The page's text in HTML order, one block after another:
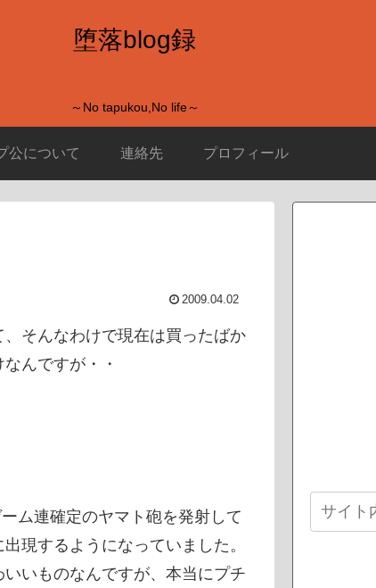
堕落blog録
～No tapukou,No life～
公について 連絡先 プロフィール
2009.04.02
そんなわけで現在は買ったばか
んですが・・
ム連確定のヤマト砲を発射して
現するようになっていました。
いものなんですが、本当にプチ